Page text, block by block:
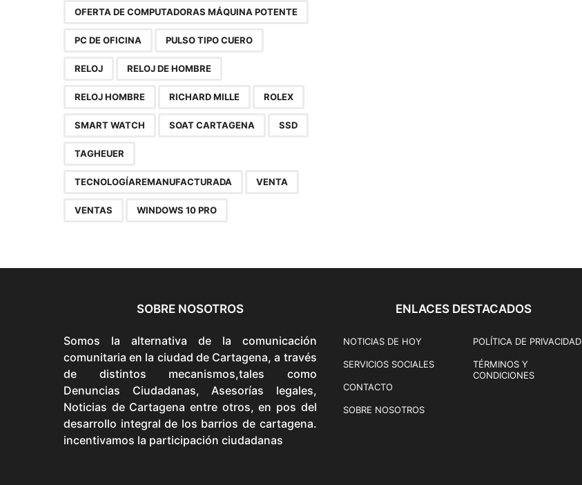
OFERTA DE COMPUTADORAS MÁQUINA POTENTE
PC DE OFICINA PULSO TIPO CUERO
RELOJ RELOJ DE HOMBRE
RELOJ HOMBRE RICHARD MILLE ROLEX
SMART WATCH SOAT CARTAGENA SSD
TAGHEUER
TECNOLOGÍAREMANUFACTURADA VENTA
VENTAS WINDOWS 10 PRO
SOBRE NOSOTROS
Somos la alternativa de la comunicación
comunitaria en la ciudad de Cartagena, a través
de distintos mecanismos,tales como
Denuncias Ciudadanas, Asesorías legales,
Noticias de Cartagena entre otros, en pos del
desarrollo integral de los barrios de cartagena.
incentivamos la participación ciudadanas
ENLACES DESTACADOS
NOTICIAS DE HOY
SERVICIOS SOCIALES
CONTACTO
SOBRE NOSOTROS
POLÍTICA DE PRIVACIDAD
TÉRMINOS Y
CONDICIONES